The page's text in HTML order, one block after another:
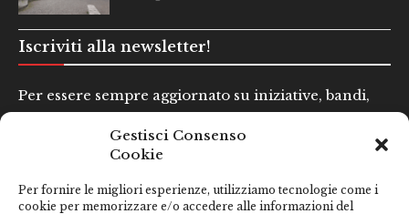
Gestisci Consenso
Cookie
Per fornire le migliori esperienze, utilizziamo tecnologie come i
cookie per memorizzare e/o accedere alle informazioni del
Iscriviti alla newsletter!
Per essere sempre aggiornato su iniziative, bandi,